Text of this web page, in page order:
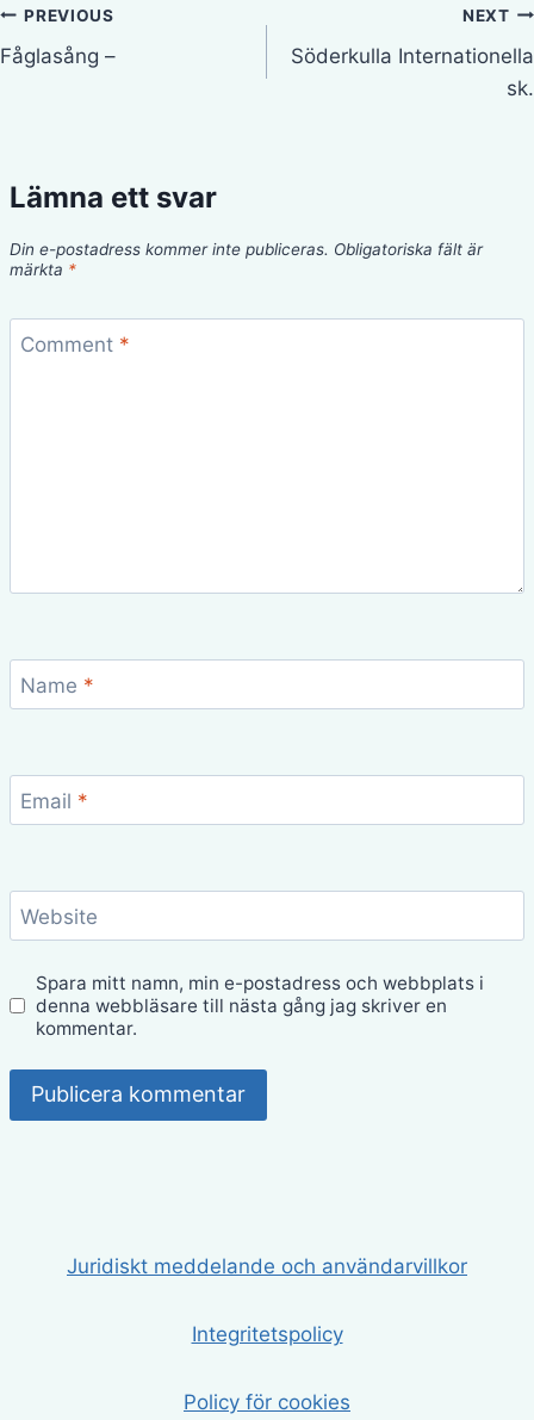
Inläggsnavigering
PREVIOUS
Fåglasång –
NEXT
Söderkulla Internationella
sk.
Lämna ett svar
Din e-postadress kommer inte publiceras. Obligatoriska fält är
märkta *
Comment *
Name *
Email *
Website
Spara mitt namn, min e-postadress och webbplats i
denna webbläsare till nästa gång jag skriver en
kommentar.
Juridiskt meddelande och användarvillkor
Integritetspolicy
Policy för cookies